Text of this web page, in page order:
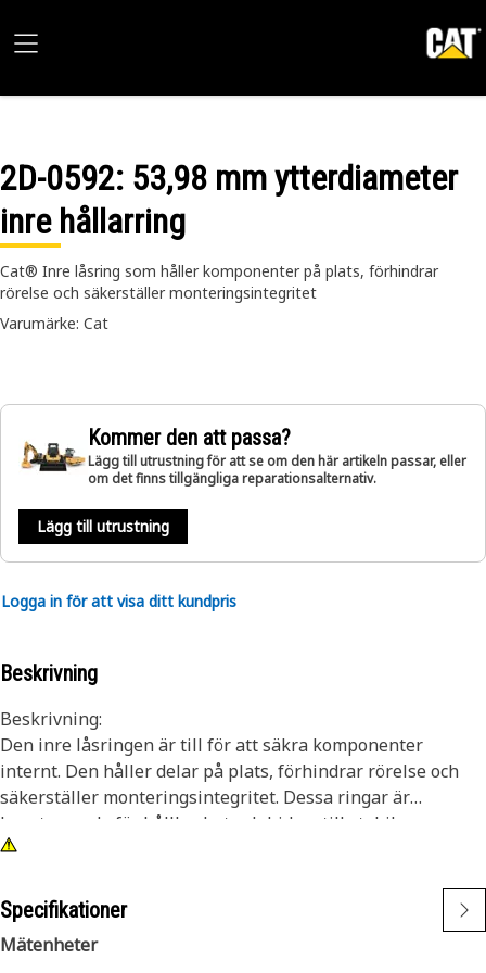
2D-0592: 53,98 mm ytterdiameter
inre hållarring
Cat® Inre låsring som håller komponenter på plats, förhindrar
rörelse och säkerställer monteringsintegritet
Varumärke: Cat
Kommer den att passa?
Lägg till utrustning för att se om den här artikeln passar, eller
om det finns tillgängliga reparationsalternativ.
Lägg till utrustning
Logga in för att visa ditt kundpris
Beskrivning
Beskrivning:
Den inre låsringen är till för att säkra komponenter
internt. Den håller delar på plats, förhindrar rörelse och
säkerställer monteringsintegritet. Dessa ringar är
konstruerade för hållbarhet och bidrar till stabil
monteringsprestanda. Deras roll i att hålla komponenterna
lossnar och upprätthålla korrekt funktion.
Egenskaper:
Specifikationer
Mätenheter